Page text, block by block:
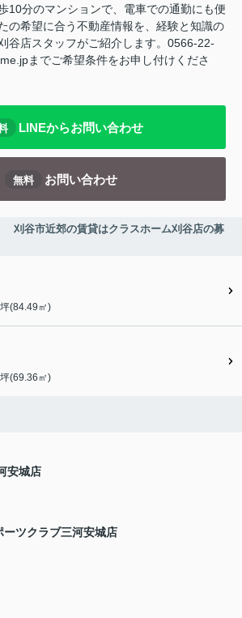
10分のマンションで、電車での通勤にも便
の希望に合う不動産情報を、経験と知識の
谷店スタッフがご紹介します。0566-22-
までご希望条件をお申し付けくださ
LINEからお問い合わせ
無料 お問い合わせ
谷市近郊の賃貸はクラスホーム刈谷店の募
(84.49㎡)
(69.36㎡)
安城店
ーツクラブ三河安城店